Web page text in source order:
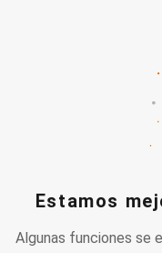
Estamos
Algunas funciones se